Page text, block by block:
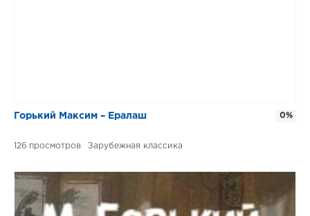
Горький Максим – Ералаш
126 Зарубежная классика
0%